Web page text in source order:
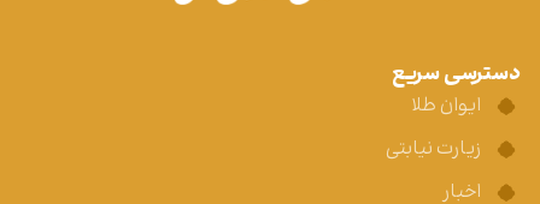
دسترسی سریع
ایوان طلا
زیارت نیابتی
اخبار